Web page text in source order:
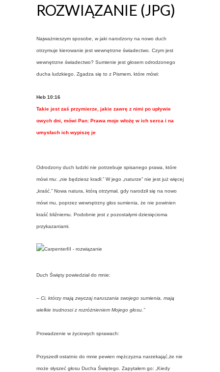
ROZWIĄZANIE (JPG)
Najważnieszym sposobe, w jaki narodzony na nowo duch
otrzymuje kierowanie jest wewnętrzne świadectwo. Czym jest
wewnętrzne świadectwo? Sumienie jest głosem odrodzonego
ducha ludzkiego. Zgadza się to z Pismem, które mówi:
Heb 10:16
Takie jest zaś przymierze, jakie zawrę z nimi po upływie
owych dni, mówi Pan: Prawa moje włożę w ich serca i na
umysłach ich wypiszę je
Odrodzony duch ludzki nie potrzebuje spisanego prawa, które
mówi mu: „nie będziesz kradł.” W jego „naturze” nie jest już więcej
„kraść.” Nowa natura, którą otrzymał, gdy narodził się na nowo
mówi mu, poprzez wewnętrzny głos sumienia, że nie powinien
kraść bliźniemu. Podobnie jest z pozostałymi dziesięcioma
przykazaniami.
Duch Święty powiedział do mnie:
– Ci, którzy mają zwyczaj naruszania swojego sumienia, mają
wielkie trudnosci z rozróżnieniem Mojego głosu.”
Prowadzenie w życiowych sprawach:
Przyszedł ostatnio do mnie pewien mężczyzna narzekająć,że nie
może słyszeć głosu Ducha Świętego. Zapytałem go: „Kiedy